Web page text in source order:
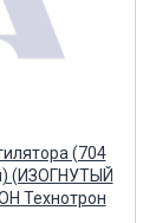
(704
(ИЗОГНУТЫЙ
Технотрон